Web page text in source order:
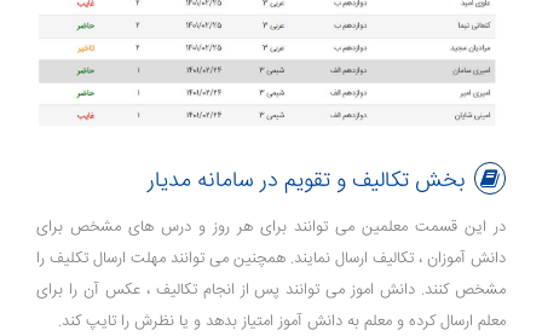
بخش تکالیف و تقویم در سامانه مدیار
در این قسمت معلمین می توانند برای هر روز و درس های مشخص برای
دانش آموزان ، تکالیف ارسال نمایند. همچنین می توانند مهلت ارسال تکلیف را
مشخص کنند. دانش اموز می توانند پس از انجام تکالیف ، عکس آن را برای
معلم ارسال کرده و معلم به دانش آموز امتیاز بدهد و یا نظرش را تایپ کند.